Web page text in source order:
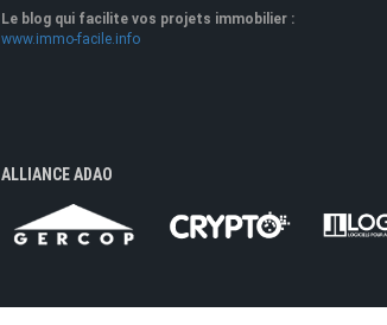
Le blog qui facilite vos projets immobilier :
www.immo-facile.info
ALLIANCE ADAO